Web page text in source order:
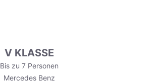
V KLASSE
Bis zu 7 Personen
Mercedes Benz